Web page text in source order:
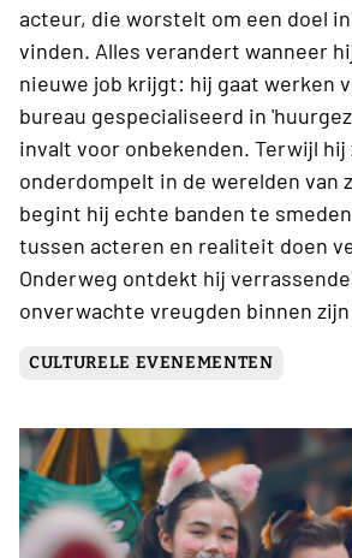
acteur, die worstelt om een doel
vinden. Alles verandert wanneer
nieuwe job krijgt: hij gaat werken
bureau gespecialiseerd in
invalt voor onbekenden. Terwijl hij
onderdompelt in de werelden van
begint hij echte banden te
tussen acteren en realiteit doen
Onderweg ontdekt hij
onverwachte vreugden binnen zijn
CULTURELE EVENEMENTEN